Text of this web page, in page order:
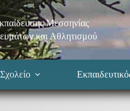
Μεσσηνίας
και Αθλητισμού
Σχολείο